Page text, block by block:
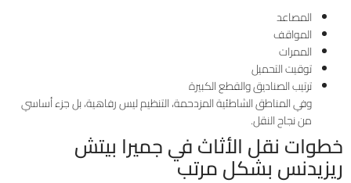
المصاعد
المواقف
الممرات
توقيت التحميل
ترتيب الصناديق والقطع الكبيرة
وفي المناطق الشاطئية المزدحمة، التنظيم ليس رفاهية، بل جزء أساسي
من نجاح النقل.
خطوات نقل الأثاث في جميرا بيتش
ريزيدنس بشكل مرتب